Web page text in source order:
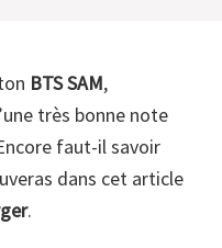
BTS SAM,
très bonne note
faut-il savoir
dans cet article
.